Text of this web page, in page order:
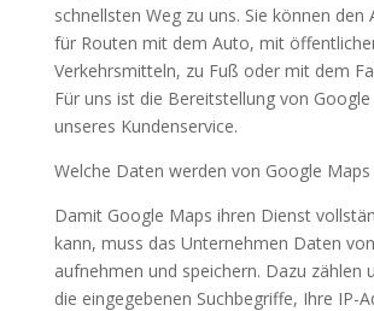
schnellsten Weg zu uns. Sie können den
für Routen mit dem Auto, mit
Verkehrsmitteln, zu Fuß oder mit dem
Für uns ist die Bereitstellung von
unseres Kundenservice.
Welche Daten werden von Google Maps
Damit Google Maps ihren Dienst
kann, muss das Unternehmen Daten
aufnehmen und speichern. Dazu zählen
die eingegebenen Suchbegriffe, Ihre IP-